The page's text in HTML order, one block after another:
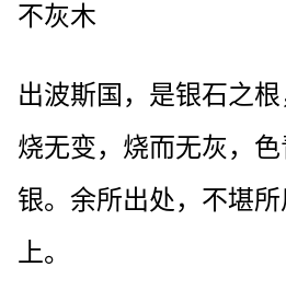
不灰木
出波斯国，是银石之
烧无变，烧而无灰，
银。余所出处，不堪
上。